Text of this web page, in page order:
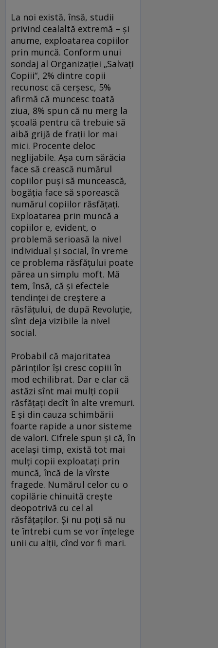
La noi există, însă, studii
privind cealaltă extremă – şi
anume, exploatarea copiilor
prin muncă. Conform unui
sondaj al Organizaţiei „Salvaţi
Copiii“, 2% dintre copii
recunosc că cerşesc, 5%
afirmă că muncesc toată
ziua, 8% spun că nu merg la
şcoală pentru că trebuie să
aibă grijă de fraţii lor mai
mici. Procente deloc
neglijabile. Aşa cum sărăcia
face să crească numărul
copiilor puşi să muncească,
bogăţia face să sporească
numărul copiilor răsfăţaţi.
Exploatarea prin muncă a
copiilor e, evident, o
problemă serioasă la nivel
individual şi social, în vreme
ce problema răsfăţului poate
părea un simplu moft. Mă
tem, însă, că şi efectele
tendinţei de creştere a
răsfăţului, de după Revoluţie,
sînt deja vizibile la nivel
social.
Probabil că majoritatea
părinţilor îşi cresc copiii în
mod echilibrat. Dar e clar că
astăzi sînt mai mulţi copii
răsfăţaţi decît în alte vremuri.
E şi din cauza schimbării
foarte rapide a unor sisteme
de valori. Cifrele spun şi că, în
acelaşi timp, există tot mai
mulţi copii exploataţi prin
muncă, încă de la vîrste
fragede. Numărul celor cu o
copilărie chinuită creşte
deopotrivă cu cel al
răsfăţaţilor. Şi nu poţi să nu
te întrebi cum se vor înţelege
unii cu alţii, cînd vor fi mari.